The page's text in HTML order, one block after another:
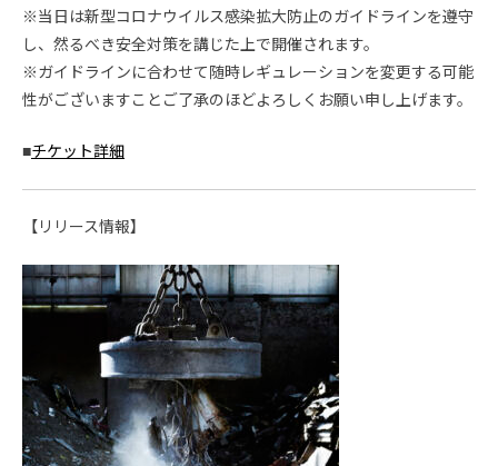
※当日は新型コロナウイルス感染拡大防止のガイドラインを遵守
し、然るべき安全対策を講じた上で開催されます。
※ガイドラインに合わせて随時レギュレーションを変更する可能
性がございますことご了承のほどよろしくお願い申し上げます。
■チケット詳細
【リリース情報】